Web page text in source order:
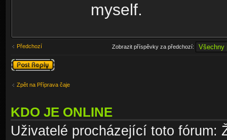
myself.
Předchozí Zobrazit příspěvky za předchozí:
Odeslat odpověď
Zpět na Příprava čaje
KDO JE ONLINE
Uživatelé procházející toto fórum: